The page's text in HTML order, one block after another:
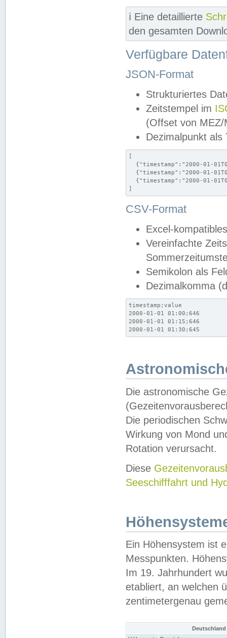
ℹ️ Eine detaillierte
den gesamten
Verfügbare
JSON-Format
Strukturiertes
Zeitstempel im
(Offset von MEZ/
Dezimalpunkt als
[
{"timestamp":"2000-01-
{"timestamp":"2000-01-
{"timestamp":"2000-01-
]
CSV-Format
Excel-
Vereinfachte
Semikolon als
Dezimalkomma
timestamp;value
2000-01-01 01:00;646
2000-01-01 01:15;646
2000-01-01 01:30;645
Die astronomische
Die periodischen
Wirkung von Mond
Rotation verursacht.
Diese
Seeschifffahrt und
Ein Höhensystem ist
Messpunkten.
Im 19. Jahrhundert
etabliert, an welchen
zentimetergenau